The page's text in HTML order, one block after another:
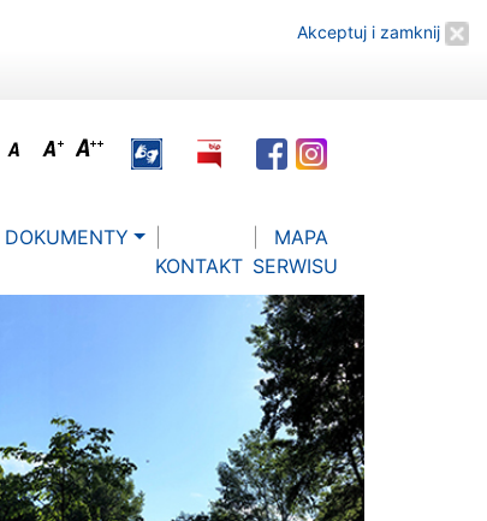
Akceptuj i zamknij
DOKUMENTY
KONTAKT
MAPA
SERWISU